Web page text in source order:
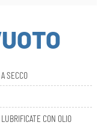
CON OLIO